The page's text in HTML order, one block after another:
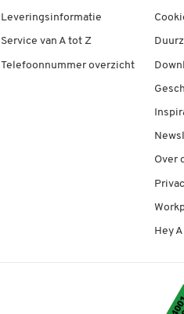
Leveringsinformatie
Service van A tot Z
Telefoonnummer overzicht
Over
Hey